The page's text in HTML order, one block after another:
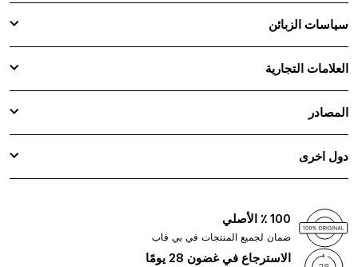
سياسات الزبائن
العلامات التجارية
المصادر
دول اخرى
100 ٪ الأصلي
ضمان لجميع المنتجات في بي فاب
الاسترجاع في غضون 28 يومًا